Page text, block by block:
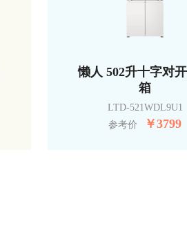
懒人 502升十字对
箱
LTD-521WDL9U1
参考价
￥3799